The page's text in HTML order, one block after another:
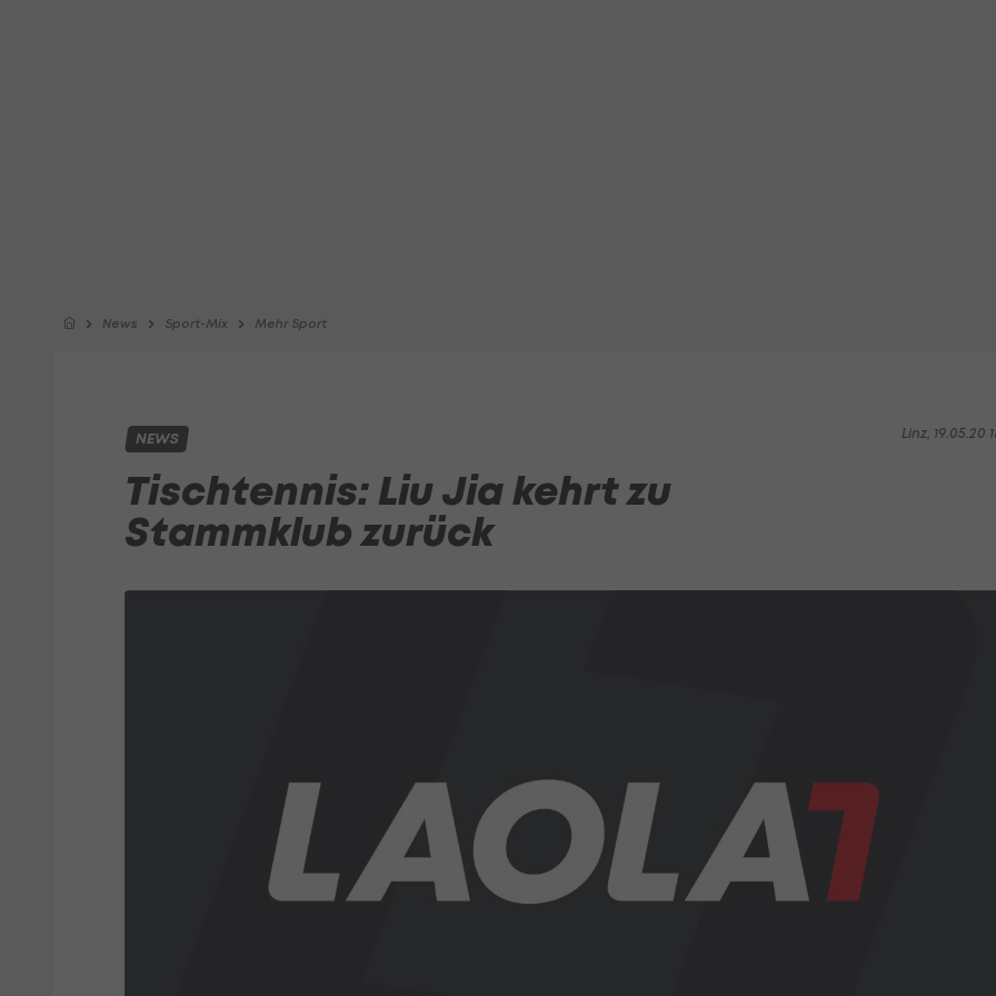
News Sport-Mix Mehr Sport
Linz, 19.05.20
NEWS
Tischtennis: Liu Jia kehrt zu
Stammklub zurück